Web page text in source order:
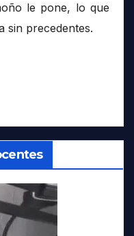
le pone, lo que
sin precedentes.